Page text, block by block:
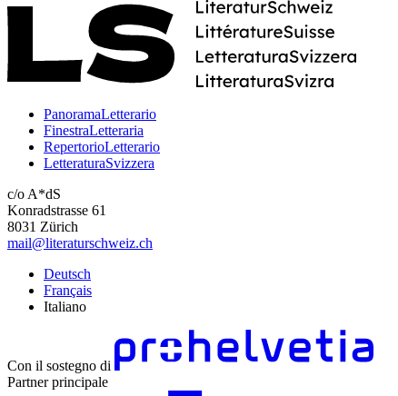
PanoramaLetterario
FinestraLetteraria
RepertorioLetterario
LetteraturaSvizzera
c/o A*dS
Konradstrasse 61
8031 Zürich
mail@literaturschweiz.ch
Deutsch
Français
Italiano
Con il sostegno di
Partner principale